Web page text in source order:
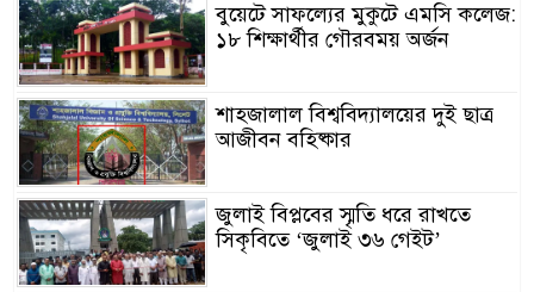
বুয়েটে সাফল্যের মুকুটে এমসি কলেজ:
১৮ শিক্ষার্থীর গৌরবময় অর্জন
শাহজালাল বিশ্ববিদ্যালয়ের দুই ছাত্র
আজীবন বহিষ্কার
জুলাই বিপ্লবের স্মৃতি ধরে রাখতে
সিকৃবিতে ‘জুলাই ৩৬ গেইট’